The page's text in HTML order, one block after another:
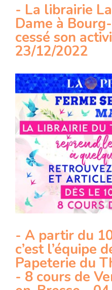
- La librairie
Dame à
cessé son
23/12/2022
- A partir du
c’est l’équipe
Papeterie du
- 8 cours de